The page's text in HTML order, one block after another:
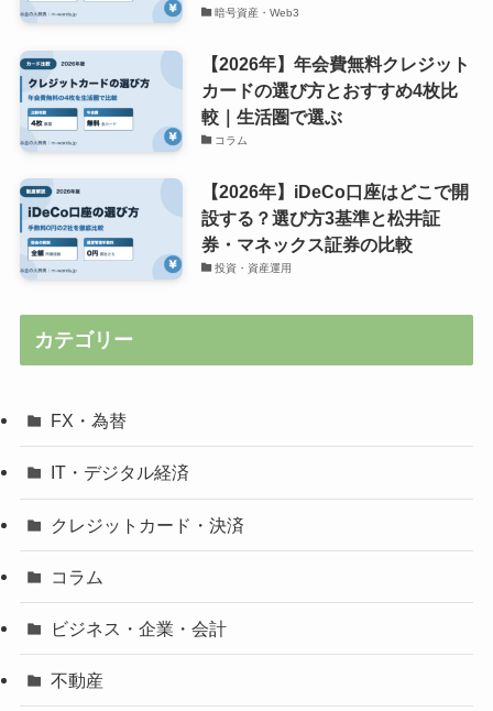
暗号資産・Web3
【2026年】年会費無料クレジット
カードの選び方とおすすめ4枚比
較｜生活圏で選ぶ
コラム
【2026年】iDeCo口座はどこで開
設する？選び方3基準と松井証
券・マネックス証券の比較
投資・資産運用
カテゴリー
FX・為替
IT・デジタル経済
クレジットカード・決済
コラム
ビジネス・企業・会計
不動産